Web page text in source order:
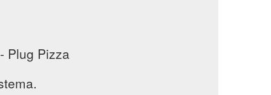
Plug Pizza